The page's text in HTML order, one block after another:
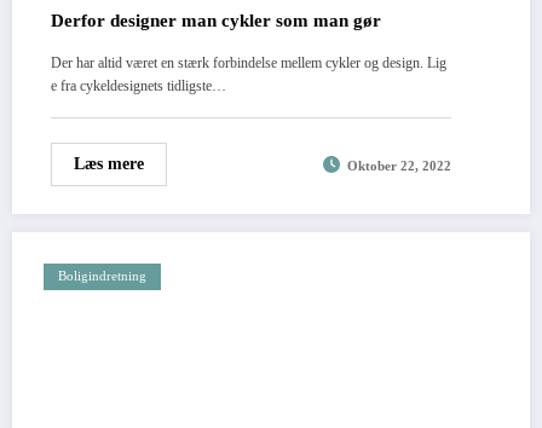
Derfor designer man cykler som man gør
Der har altid været en stærk forbindelse mellem cykler og design. Lig
e fra cykeldesignets tidligste…
Læs mere Oktober 22, 2022
Boligindretning